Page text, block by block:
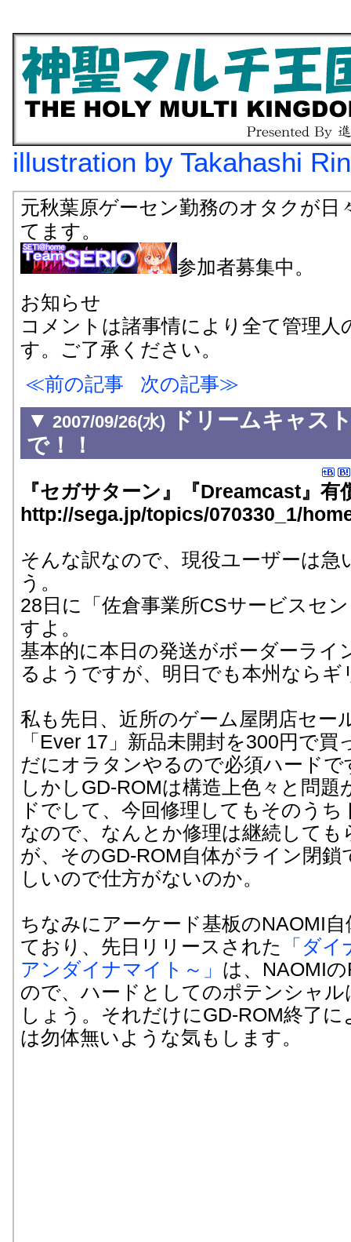
illustration by Takahashi
元秋葉原ゲーセン勤務のオタクが日
てます。
参加者募集中。
お知らせ
コメントは諸事情により全て管理人
す。ご了承ください。
前の記事
次の記事
▼ 2007/09/26(水)
ドリームキャス
で！！
『セガサターン』『Dreamcast』
http://sega.jp/topics/070330_1/
そんな訳なので、現役ユーザーは急
う。
28日に「佐倉事業所CSサービスセ
すよ。
基本的に本日の発送がボーダーライ
るようですが、明日でも本州なら
私も先日、近所のゲーム屋閉店セー
「Ever 17」新品未開封を300円で
だにオラタンやるので必須ハードで
しかしGD-ROMは構造上色々と問
ドでして、今回修理してもそのう
なので、なんとか修理は継続して
が、そのGD-ROM自体がライン閉
しいので仕方がないのか。
ちなみにアーケード基板のNAOMI
ており、先日リリースされた
「ダ
アンダイナマイト～」 は、NAOMI
ので、ハードとしてのポテンシャ
しょう。それだけにGD-ROM終了
は勿体無いような気もします。